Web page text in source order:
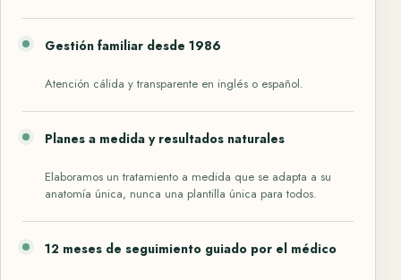
Gestión familiar desde 1986
Atención cálida y transparente en inglés o español.
Planes a medida y resultados naturales
Elaboramos un tratamiento a medida que se adapta a su
anatomía única, nunca una plantilla única para todos.
12 meses de seguimiento guiado por el médico